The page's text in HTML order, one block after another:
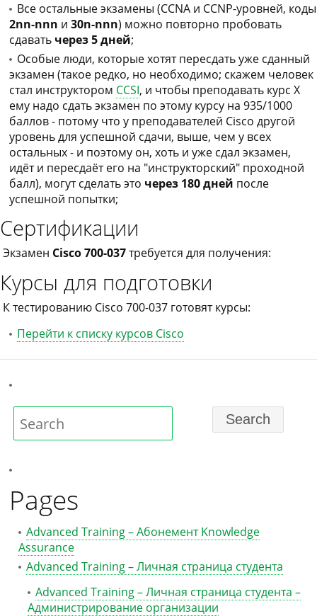
Все остальные экзамены (CCNA и CCNP-уровней, коды
2nn-nnn и 30n-nnn) можно повторно пробовать
сдавать через 5 дней;
Особые люди, которые хотят пересдать уже сданный
экзамен (такое редко, но необходимо; скажем человек
стал инструктором CCSI, и чтобы преподавать курс X
ему надо сдать экзамен по этому курсу на 935/1000
баллов - потому что у преподавателей Cisco другой
уровень для успешной сдачи, выше, чем у всех
остальных - и поэтому он, хоть и уже сдал экзамен,
идёт и пересдаёт его на "инструкторский" проходной
балл), могут сделать это через 180 дней после
успешной попытки;
Сертификации
Экзамен Cisco 700-037требуется для получения:
Курсы для подготовки
К тестированию Cisco 700-037 готовят курсы:
Перейти к списку курсов Cisco
Pages
Advanced Training – Абонемент Knowledge
Assurance
Advanced Training – Личная страница студента
Advanced Training – Личная страница студента –
Администрирование организации